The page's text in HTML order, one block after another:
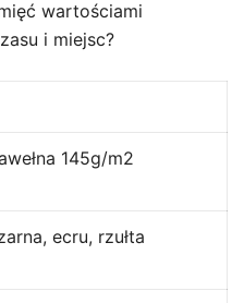
wartościami
i miejsc?
145g/m2
ecru, rzułta